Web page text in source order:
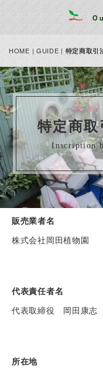
HOME| GUIDE |特定商取引
特定商
Inscription
販売業者名
株式会社岡田植物園
代表責任者名
代表取締役 岡田康志
所在地